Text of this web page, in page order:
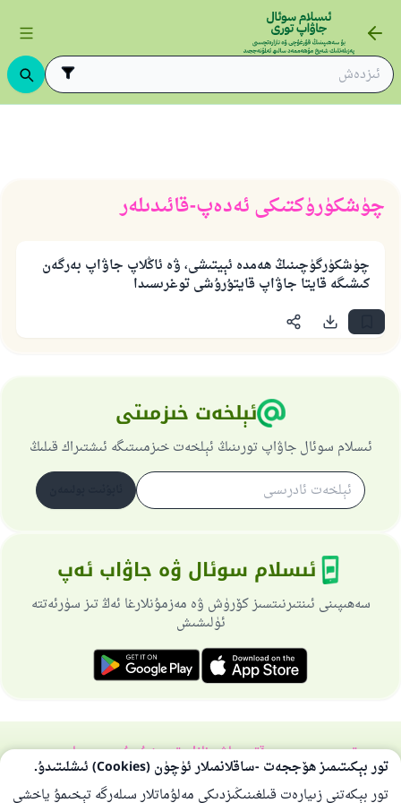
چۈشكۈرۈكتىكى ئەدەپ-قائىدىلەر
چۈشكۈرگۈچىنىڭ ھەمدە ئېيتىشى، ۋە ئاڭلاپ جاۋاپ بەرگەن
كىشىگە قايتا جاۋاپ قايتۇرۇشى توغرىسىدا
ئېلخەت خىزمىتى
ئىسلام سوئال جاۋاپ تورىنىڭ ئېلخەت خىزمىىتىگە ئىشتىراك قىلىڭ
ئىسلام سوئال ۋە جاۋاب ئەپ
سەھىپىنى ئىنتىرنىتسىز كۆرۈش ۋە مەزمۇنلارغا ئەڭ تىز سۈرئەتتە
ئۈلىشىش
تورسەھىپىسى ھەققىدەباش نازارەتچىخۇسۇسىي سىياسەت
بارلىق ھوقۇق ئىسلام سوئال-جاۋاپ تورىغا مەنسۇپتۇر 1997-2025 ©
ئۇممەتكە جاۋاپ بېرىشىمىزگە ياردەم قىلىڭ
پەيغەمبەرئەلەيھىسسالام مۇنداق دېگەن:
ياخشىلىققا باشلارپ قويغان كىشى قىلغۇچىغا
ئوخشاش ساۋاپقا ئېرىشىدۇ
مۇسلىم رىۋايەت قىلغان (1893) ھەدىس
ئىئائە
تور بېكىتىمىز ھۆججەت -ساقلانمىلار ئۈچۈن (Cookies) ئىشلىتىدۇ.
تور بېكەتنى زىيارەت قىلغىنىڭىزدىكى مەلۇماتلار سىلەرگە تېخىمۇ ياخشى